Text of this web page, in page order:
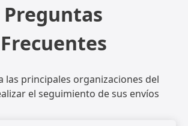
Preguntas
Frecuentes
las principales organizaciones del
el seguimiento de sus envíos